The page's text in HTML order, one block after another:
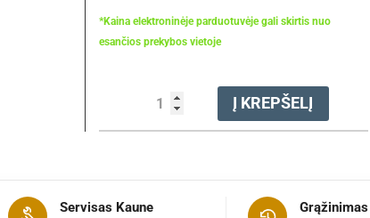
*Kaina elektroninėje parduotuvėje gali skirtis nuo
esančios prekybos vietoje
kiekis:
Akiniai
CONTRAST
Į KREPŠELĮ
Servisas Kaune Grąžinimas